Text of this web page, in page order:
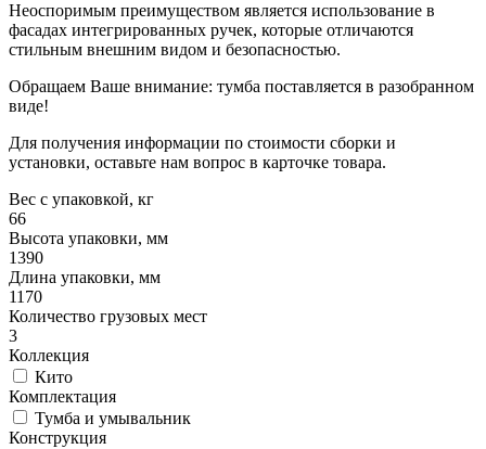
Неоспоримым преимуществом является использование в
фасадах интегрированных ручек, которые отличаются
стильным внешним видом и безопасностью.
Обращаем Ваше внимание: тумба поставляется в разобранном
виде!
Для получения информации по стоимости сборки и
установки, оставьте нам вопрос в карточке товара.
Вес с упаковкой, кг
66
Высота упаковки, мм
1390
Длина упаковки, мм
1170
Количество грузовых мест
3
Коллекция
Кито
Комплектация
Тумба и умывальник
Конструкция